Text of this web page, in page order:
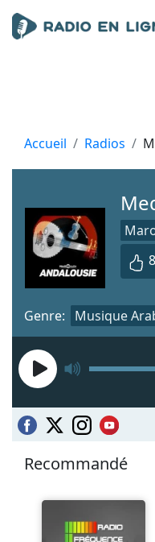
Accueil Radios
Genre: Musique
Recommandé